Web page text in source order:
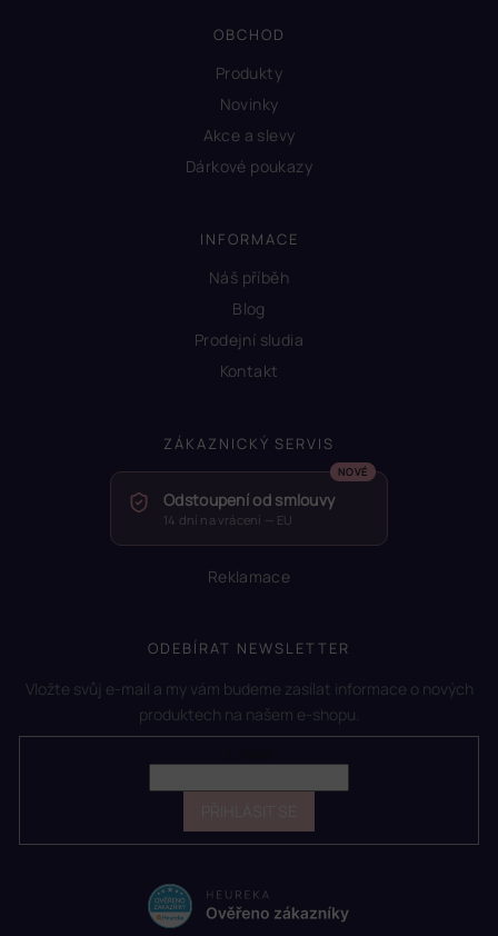
OBCHOD
Produkty
Novinky
Akce a slevy
Dárkové poukazy
INFORMACE
Náš příběh
Blog
Prodejní sludia
Kontakt
ZÁKAZNICKÝ SERVIS
Odstoupení od smlouvy
14 dní na vrácení — EU
Reklamace
ODEBÍRAT NEWSLETTER
Vložte svůj e-mail a my vám budeme zasílat informace o nových
produktech na našem e-shopu.